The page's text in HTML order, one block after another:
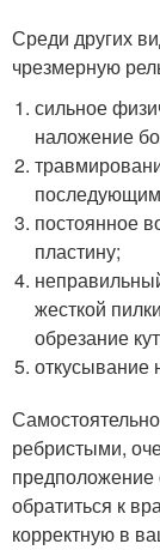
Среди других
чрезмерную
сильное
наложение
постоянное
пластину;
жесткой
обрезание
откусывание
ребристыми,
обратиться к
корректную в